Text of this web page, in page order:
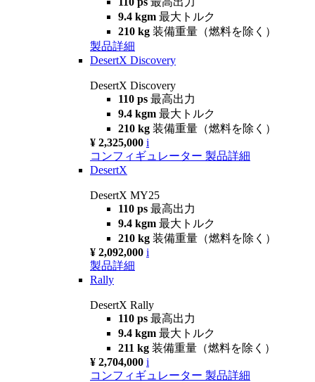
9.4 kgm 最大トルク
210 kg 装備重量（燃料を除く）
製品詳細
DesertX Discovery
DesertX Discovery
110 ps 最高出力
9.4 kgm 最大トルク
210 kg 装備重量（燃料を除く）
¥ 2,325,000 i
コンフィギュレーター 製品詳細
DesertX
DesertX MY25
110 ps 最高出力
9.4 kgm 最大トルク
210 kg 装備重量（燃料を除く）
¥ 2,092,000 i
製品詳細
Rally
DesertX Rally
110 ps 最高出力
9.4 kgm 最大トルク
211 kg 装備重量（燃料を除く）
¥ 2,704,000 i
コンフィギュレーター 製品詳細